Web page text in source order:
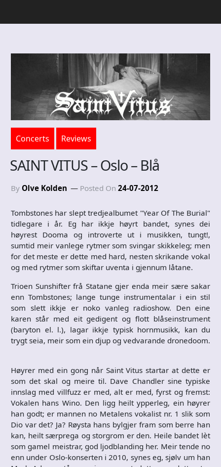
Concerts Reviews
SAINT VITUS – Oslo – Blå
By Olve Kolden Posted On 24-07-2012
Tombstones har slept tredjealbumet "Year Of The Burial"
tidlegare i år. Eg har ikkje høyrt bandet, synes dei
høyrest Dooma og introverte ut i musikken, tungt!,
sumtid meir vanlege rytmer som svingar skikkeleg; men
for det meste er dette med hard, nesten skrikande vokal
og med rytmer som skiftar uventa i gjennum låtane.
Trioen Sunshifter frå Statane gjer enda meir sære sakar
enn Tombstones; lange tunge instrumentalar i ein stil
som slett ikkje er noko vanleg radioshow. Den eine
karen står med eit gedigent og flott blåseinstrument
(baryton el. l.), lagar ikkje typisk hornmusikk, kan du
trygt seia, meir som ein djup og vedvarande dronedoom.
Høyrer med ein gong når Saint Vitus startar at dette er
som det skal og meire til. Dave Chandler sine typiske
innslag med villfuzz er med, alt er med, fyrst og fremst:
Vokalen hans Wino. Den ligg heilt ypperleg, ein høyrer
han godt; er mannen no Metalens vokalist nr. 1 slik som
Dio var det? Ja? Røysta hans bylgjer fram som berre han
kan, heilt særprega og storgrom er den. Heile bandet lèt
som gamel meistrar, god ljodblanding her. Meir tende no
enn under Oslo-konserten i 2010, synes eg, sjølv um han